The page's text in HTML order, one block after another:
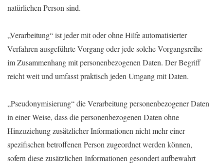
natürlichen Person sind.
„Verarbeitung“ ist jeder mit oder ohne Hilfe automatisierter
Verfahren ausgeführte Vorgang oder jede solche Vorgangsreihe
im Zusammenhang mit personenbezogenen Daten. Der Begriff
reicht weit und umfasst praktisch jeden Umgang mit Daten.
„Pseudonymisierung“ die Verarbeitung personenbezogener Daten
in einer Weise, dass die personenbezogenen Daten ohne
Hinzuziehung zusätzlicher Informationen nicht mehr einer
spezifischen betroffenen Person zugeordnet werden können,
sofern diese zusätzlichen Informationen gesondert aufbewahrt